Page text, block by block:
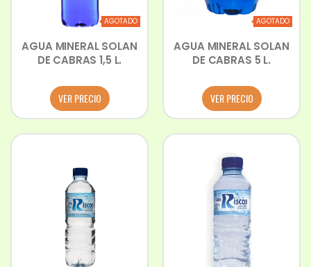
AGOTADO
AGUA MINERAL SOLAN
DE CABRAS 1,5 L.
VER PRECIO
AGOTADO
AGUA MINERAL SOLAN
DE CABRAS 5 L.
VER PRECIO